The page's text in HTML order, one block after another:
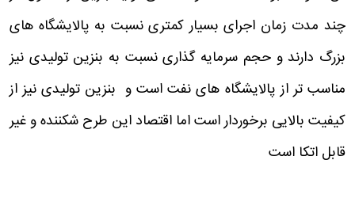
چند مدت زمان اجرای بسیار کمتری نسبت به پالایشگاه های
بزرگ دارند و حجم سرمایه گذاری نسبت به بنزین تولیدی نیز
مناسب تر از پالایشگاه های نفت است و بنزین تولیدی نیز از
کیفیت بالایی برخوردار است اما اقتصاد این طرح شکننده و غیر
قابل اتکا است